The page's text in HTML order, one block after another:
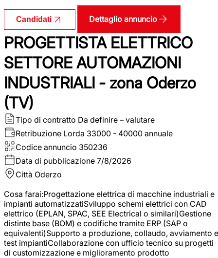
Candidati Dettaglio annuncio
PROGETTISTA ELETTRICO
SETTORE AUTOMAZIONI
INDUSTRIALI - zona Oderzo
(TV)
Tipo di contratto Da definire – valutare
Retribuzione Lorda 33000 - 40000 annuale
Codice annuncio 350236
Data di pubblicazione 7/8/2026
Città Oderzo
Cosa farai:Progettazione elettrica di macchine industriali e
impianti automatizzatiSviluppo schemi elettrici con CAD
elettrico (EPLAN, SPAC, SEE Electrical o similari)Gestione
distinte base (BOM) e codifiche tramite ERP (SAP o
equivalenti)Supporto a produzione, collaudo, avviamento e
test impiantiCollaborazione con ufficio tecnico su progetti
di customizzazione e miglioramento prodotto